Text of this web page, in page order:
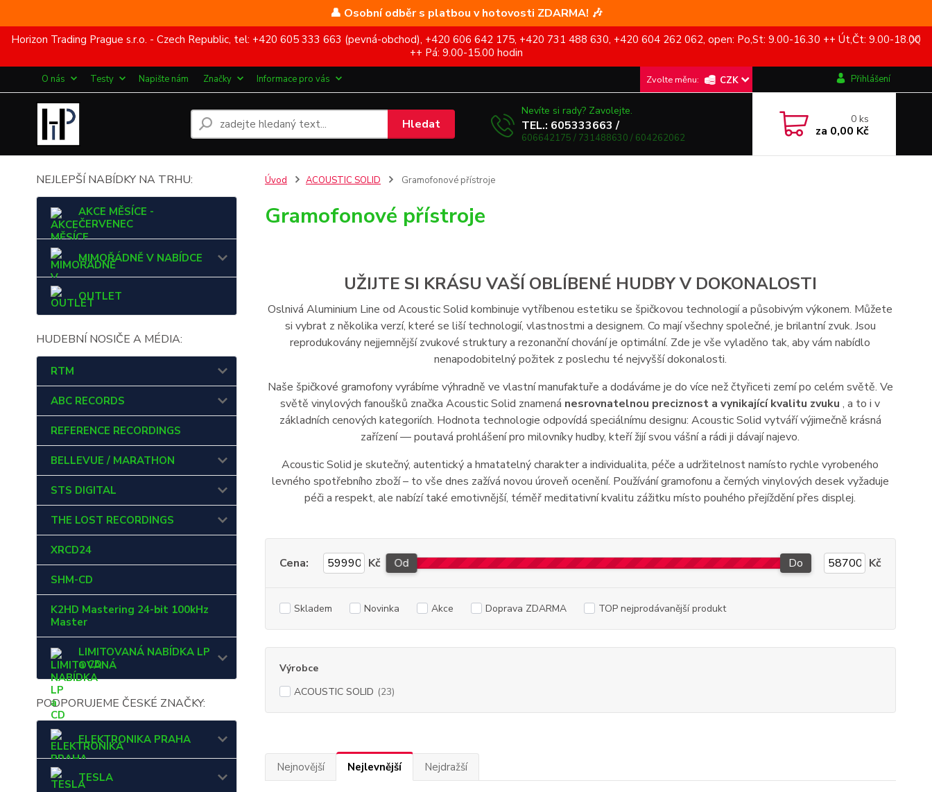
👤 Osobní odběr s platbou v hotovosti ZDARMA! 🎶
Horizon Trading Prague s.r.o. - Czech Republic, tel: +420 605 333 663 (pevná-obchod), +420 606 642 175, +420 731 488 630, +420 604 262 062, open: Po,St: 9.00-16.30 ++ Út,Čt: 9.00-18.00
++ Pá: 9.00-15.00 hodin
O nás Testy Napište nám Značky Informace pro vás CZK Přihlášení
Hledat
Nevíte si rady? Zavolejte.
TEL.: 605333663 /
606642175 / 731488630 / 604262062
0ks
za 0,00 Kč
NEJLEPŠÍ NABÍDKY NA TRHU:
AKCE MĚSÍCE -
ČERVENEC
MIMOŘÁDNĚ V NABÍDCE
OUTLET
HUDEBNÍ NOSIČE A MÉDIA:
RTM
ABC RECORDS
REFERENCE RECORDINGS
BELLEVUE / MARATHON
STS DIGITAL
THE LOST RECORDINGS
XRCD24
SHM-CD
K2HD Mastering 24-bit 100kHz
Master
LIMITOVANÁ NABÍDKA LP
a CD
PODPORUJEME ČESKÉ ZNAČKY:
ELEKTRONIKA PRAHA
TESLA
Úvod ACOUSTIC SOLID Gramofonové přístroje
Gramofonové přístroje
UŽIJTE SI KRÁSU VAŠÍ OBLÍBENÉ HUDBY V DOKONALOSTI
Oslnivá Aluminium Line od Acoustic Solid kombinuje vytříbenou estetiku se špičkovou technologií a působivým výkonem. Můžete
si vybrat z několika verzí, které se liší technologií, vlastnostmi a designem. Co mají všechny společné, je brilantní zvuk. Jsou
reprodukovány nejjemnější zvukové struktury a rezonanční chování je optimální. Zde je vše vyladěno tak, aby vám nabídlo
nenapodobitelný požitek z poslechu té nejvyšší dokonalosti.
Naše špičkové gramofony vyrábíme výhradně ve vlastní manufaktuře a dodáváme je do více než čtyřiceti zemí po celém světě. Ve
světě vinylových fanoušků značka Acoustic Solid znamená nesrovnatelnou preciznost a vynikající kvalitu zvuku , a to i v
základních cenových kategoriích. Hodnota technologie odpovídá speciálnímu designu: Acoustic Solid vytváří výjimečně krásná
zařízení — poutavá prohlášení pro milovníky hudby, kteří žijí svou vášní a rádi ji dávají najevo.
Acoustic Solid je skutečný, autentický a hmatatelný charakter a individualita, péče a udržitelnost namísto rychle vyrobeného
levného spotřebního zboží – to vše dnes zažívá novou úroveň ocenění. Používání gramofonu a černých vinylových desek vyžaduje
péči a respekt, ale nabízí také emotivnější, téměř meditativní kvalitu zážitku místo pouhého přejíždění přes displej.
Cena: Kč Od Do Kč
Skladem Novinka Akce Doprava ZDARMA TOP nejprodávanější produkt
Výrobce
ACOUSTIC SOLID (23)
Nejnovější Nejlevnější Nejdražší